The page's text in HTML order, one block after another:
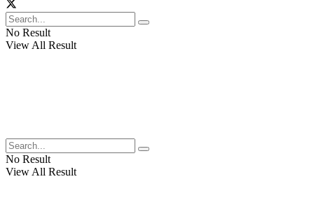
No Result
View All Result
No Result
View All Result